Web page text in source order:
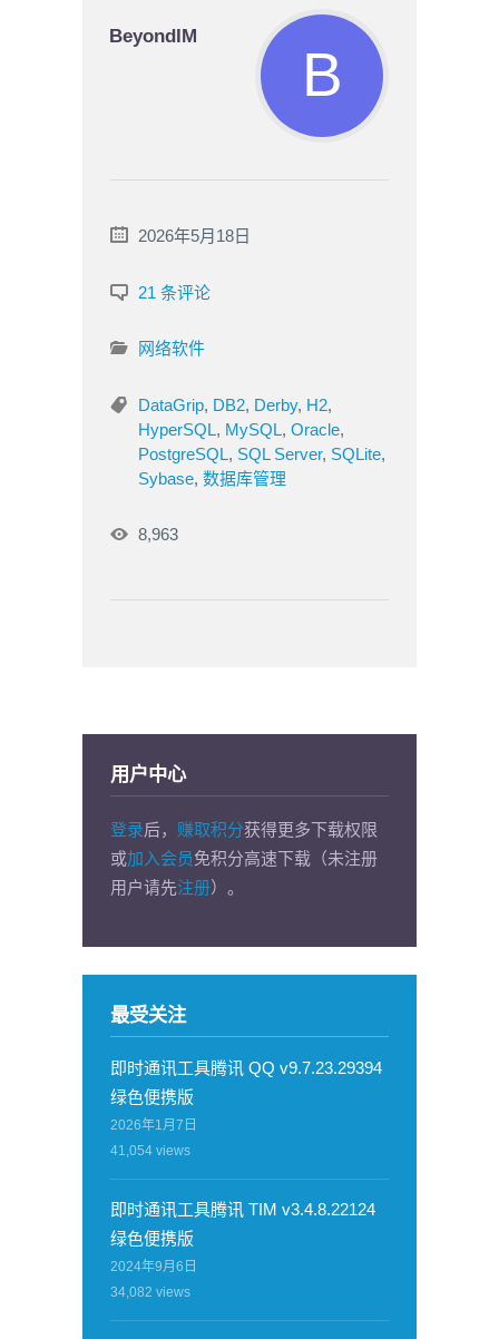
BeyondIM
2026年5月18日
21 条评论
网络软件
DataGrip, DB2, Derby, H2,
HyperSQL, MySQL, Oracle,
PostgreSQL, SQL Server, SQLite,
Sybase, 数据库管理
8,963
用户中心
登录后， 赚取积分获得更多下载权限
或加入会员免积分高速下载（未注册
用户请先注册）。
最受关注
即时通讯工具腾讯 QQ v9.7.23.29394
绿色便携版
2026年1月7日
41,054 views
即时通讯工具腾讯 TIM v3.4.8.22124
绿色便携版
2024年9月6日
34,082 views